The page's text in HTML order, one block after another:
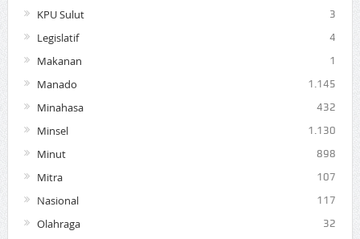
KPU Sulut 3
Legislatif 4
Makanan 1
Manado 1.145
Minahasa 432
Minsel 1.130
Minut 898
Mitra 107
Nasional 117
Olahraga 32